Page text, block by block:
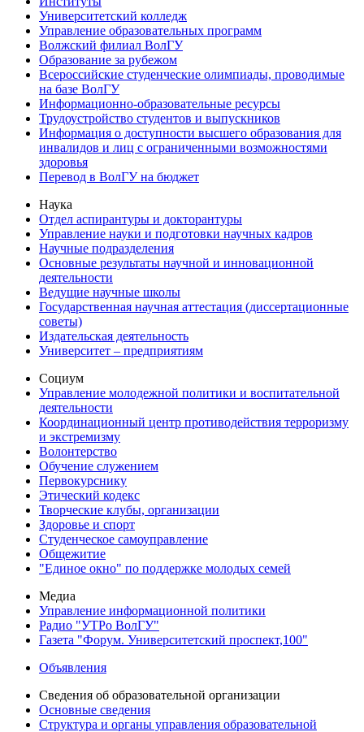
Университетский колледж
Управление образовательных программ
Волжский филиал ВолГУ
Образование за рубежом
Всероссийские студенческие олимпиады, проводимые
на базе ВолГУ
Информационно-образовательные ресурсы
Трудоустройство студентов и выпускников
Информация о доступности высшего образования для
инвалидов и лиц с ограниченными возможностями
здоровья
Перевод в ВолГУ на бюджет
Наука
Отдел аспирантуры и докторантуры
Управление науки и подготовки научных кадров
Научные подразделения
Основные результаты научной и инновационной
деятельности
Ведущие научные школы
Государственная научная аттестация (диссертационные
советы)
Издательская деятельность
Университет – предприятиям
Социум
Управление молодежной политики и воспитательной
деятельности
Координационный центр противодействия терроризму
и экстремизму
Волонтерство
Обучение служением
Первокурснику
Этический кодекс
Творческие клубы, организации
Здоровье и спорт
Студенческое самоуправление
Общежитие
"Единое окно" по поддержке молодых семей
Медиа
Управление информационной политики
Радио "УТРо ВолГУ"
Газета "Форум. Университетский проспект,100"
Объявления
Сведения об образовательной организации
Основные сведения
Структура и органы управления образовательной